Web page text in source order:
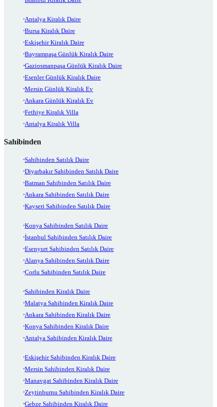
Antalya Kiralık Daire
Bursa Kiralık Daire
Eskişehir Kiralık Daire
Bayrampaşa Günlük Kiralık Daire
Gaziosmanpaşa Günlük Kiralık Daire
Esenler Günlük Kiralık Daire
Mersin Günlük Kiralık Ev
Ankara Günlük Kiralık Ev
Fethiye Kiralık Villa
Antalya Kiralık Villa
Sahibinden
Sahibinden Satılık Daire
Diyarbakır Sahibinden Satılık Daire
Batman Sahibinden Satılık Daire
Ankara Sahibinden Satılık Daire
Kayseri Sahibinden Satılık Daire
Konya Sahibinden Satılık Daire
İstanbul Sahibinden Satılık Daire
Esenyurt Sahibinden Satılık Daire
Alanya Sahibinden Satılık Daire
Çorlu Sahibinden Satılık Daire
Sahibinden Kiralık Daire
Malatya Sahibinden Kiralık Daire
Ankara Sahibinden Kiralık Daire
Konya Sahibinden Kiralık Daire
Antalya Sahibinden Kiralık Daire
Eskişehir Sahibinden Kiralık Daire
Mersin Sahibinden Kiralık Daire
Manavgat Sahibinden Kiralık Daire
Zeytinburnu Sahibinden Kiralık Daire
Gebze Sahibinden Kiralık Daire